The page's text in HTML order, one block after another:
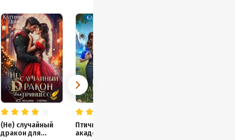
(Не) случайный
дракон для
Птичка в
академии, или